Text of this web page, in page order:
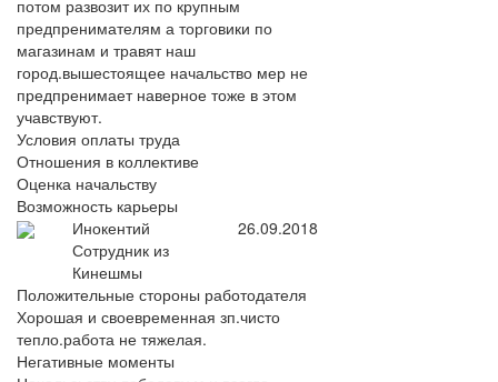
потом развозит их по крупным
предпренимателям а торговики по
магазинам и травят наш
город.вышестоящее начальство мер не
предпренимает наверное тоже в этом
учавствуют.
Условия оплаты труда
Отношения в коллективе
Оценка начальству
Возможность карьеры
Инокентий
Сотрудник из
Кинешмы
26.09.2018
Положительные стороны работодателя
Хорошая и своевременная зп.чисто
тепло.работа не тяжелая.
Негативные моменты